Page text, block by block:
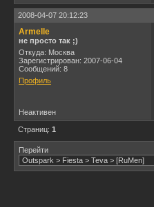
2008-04-07 20:12:23
Armelle
не просто так ;)
Откуда: Москва
Зарегистрирован: 2007-06-04
Сообщений: 8
Профиль
Неактивен
Страниц: 1
Перейти